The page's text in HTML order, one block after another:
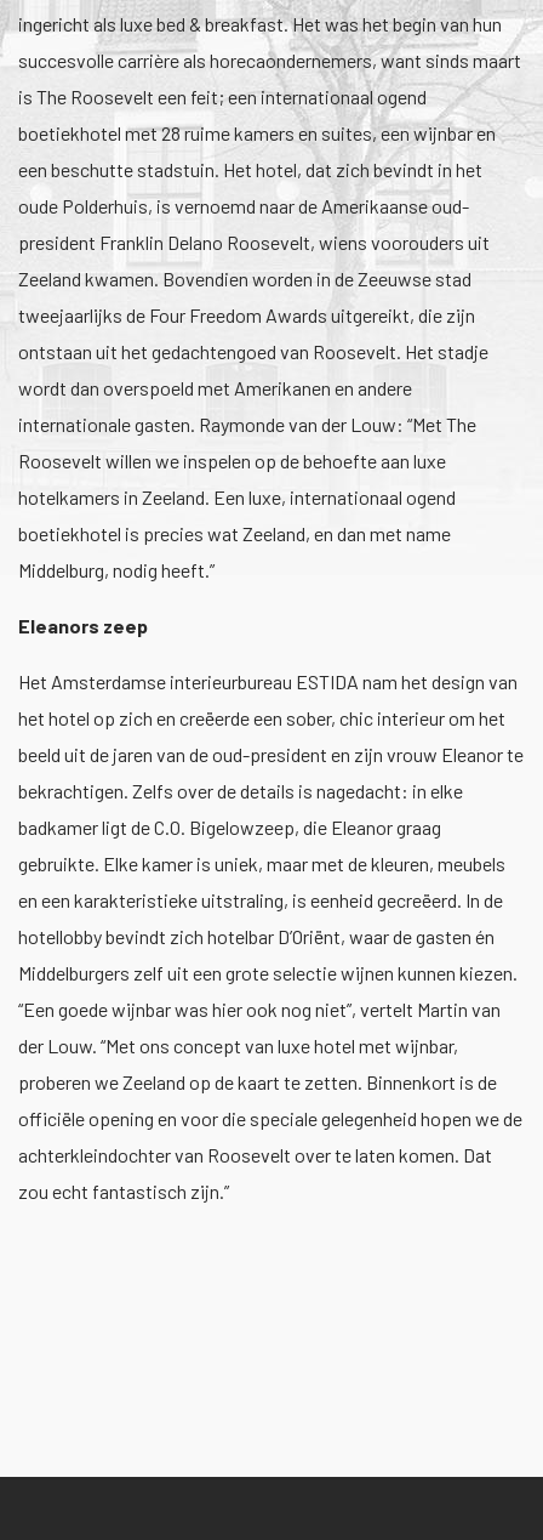
ingericht als luxe bed & breakfast. Het was het begin van hun
succesvolle carrière als horecaondernemers, want sinds maart
is The Roosevelt een feit; een internationaal ogend
boetiekhotel met 28 ruime kamers en suites, een wijnbar en
een beschutte stadstuin. Het hotel, dat zich bevindt in het
oude Polderhuis, is vernoemd naar de Amerikaanse oud-
president Franklin Delano Roosevelt, wiens voorouders uit
Zeeland kwamen. Bovendien worden in de Zeeuwse stad
tweejaarlijks de Four Freedom Awards uitgereikt, die zijn
ontstaan uit het gedachtengoed van Roosevelt. Het stadje
wordt dan overspoeld met Amerikanen en andere
internationale gasten. Raymonde van der Louw: “Met The
Roosevelt willen we inspelen op de behoefte aan luxe
hotelkamers in Zeeland. Een luxe, internationaal ogend
boetiekhotel is precies wat Zeeland, en dan met name
Middelburg, nodig heeft.”
Eleanors zeep
Het Amsterdamse interieurbureau ESTIDA nam het design van
het hotel op zich en creëerde een sober, chic interieur om het
beeld uit de jaren van de oud-president en zijn vrouw Eleanor te
bekrachtigen. Zelfs over de details is nagedacht: in elke
badkamer ligt de C.O. Bigelowzeep, die Eleanor graag
gebruikte. Elke kamer is uniek, maar met de kleuren, meubels
en een karakteristieke uitstraling, is eenheid gecreëerd. In de
hotellobby bevindt zich hotelbar D’Oriënt, waar de gasten én
Middelburgers zelf uit een grote selectie wijnen kunnen kiezen.
“Een goede wijnbar was hier ook nog niet”, vertelt Martin van
der Louw. “Met ons concept van luxe hotel met wijnbar,
proberen we Zeeland op de kaart te zetten. Binnenkort is de
officiële opening en voor die speciale gelegenheid hopen we de
achterkleindochter van Roosevelt over te laten komen. Dat
zou echt fantastisch zijn.”